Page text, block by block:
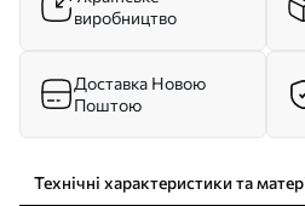
виробництво
Доставка Новою
Поштою
Технічні характеристики та